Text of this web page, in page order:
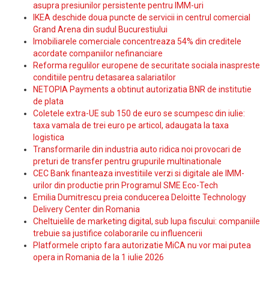
asupra presiunilor persistente pentru IMM-uri
IKEA deschide doua puncte de servicii in centrul comercial
Grand Arena din sudul Bucurestiului
Imobiliarele comerciale concentreaza 54% din creditele
acordate companiilor nefinanciare
Reforma regulilor europene de securitate sociala inaspreste
conditiile pentru detasarea salariatilor
NETOPIA Payments a obtinut autorizatia BNR de institutie
de plata
Coletele extra-UE sub 150 de euro se scumpesc din iulie:
taxa vamala de trei euro pe articol, adaugata la taxa
logistica
Transformarile din industria auto ridica noi provocari de
preturi de transfer pentru grupurile multinationale
CEC Bank finanteaza investitiile verzi si digitale ale IMM-
urilor din productie prin Programul SME Eco-Tech
Emilia Dumitrescu preia conducerea Deloitte Technology
Delivery Center din Romania
Cheltuielile de marketing digital, sub lupa fiscului: companiile
trebuie sa justifice colaborarile cu influencerii
Platformele cripto fara autorizatie MiCA nu vor mai putea
opera in Romania de la 1 iulie 2026